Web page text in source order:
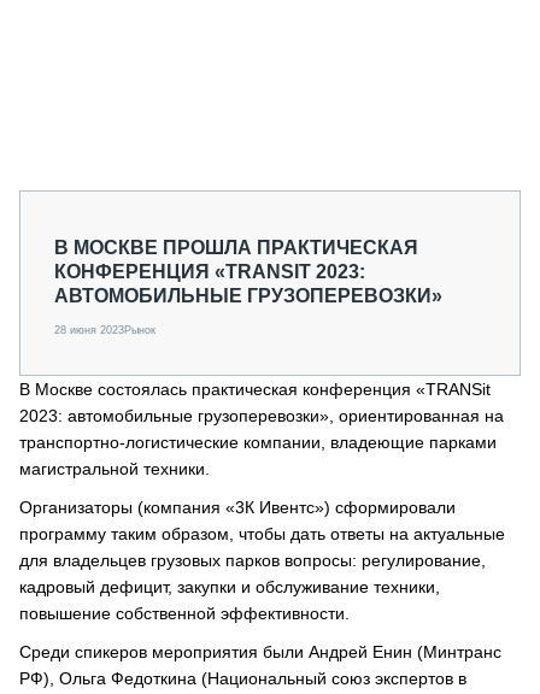
В МОСКВЕ ПРОШЛА ПРАКТИЧЕСКАЯ
КОНФЕРЕНЦИЯ «TRANSIT 2023:
АВТОМОБИЛЬНЫЕ ГРУЗОПЕРЕВОЗКИ»
28 июня 2023Рынок
В Москве состоялась практическая конференция «TRANSit
2023: автомобильные грузоперевозки», ориентированная на
транспортно-логистические компании, владеющие парками
магистральной техники.
Организаторы (компания «3К Ивентс») сформировали
программу таким образом, чтобы дать ответы на актуальные
для владельцев грузовых парков вопросы: регулирование,
кадровый дефицит, закупки и обслуживание техники,
повышение собственной эффективности.
Среди спикеров мероприятия были Андрей Енин (Минтранс
РФ), Ольга Федоткина (Национальный союз экспертов в